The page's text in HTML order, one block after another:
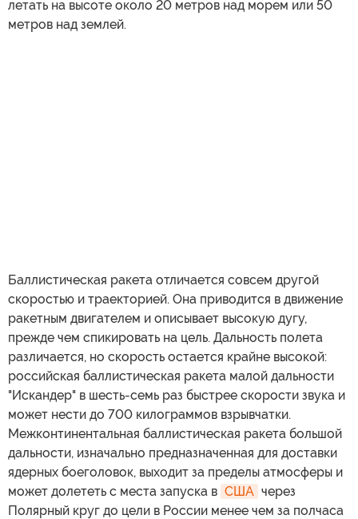
летать на высоте около 20 метров над морем или 50
метров над землей.
Баллистическая ракета отличается совсем другой
скоростью и траекторией. Она приводится в движение
ракетным двигателем и описывает высокую дугу,
прежде чем спикировать на цель. Дальность полета
различается, но скорость остается крайне высокой:
российская баллистическая ракета малой дальности
"Искандер" в шесть-семь раз быстрее скорости звука и
может нести до 700 килограммов взрывчатки.
Межконтинентальная баллистическая ракета большой
дальности, изначально предназначенная для доставки
ядерных боеголовок, выходит за пределы атмосферы и
может долететь с места запуска в США через
Полярный круг до цели в России менее чем за полчаса